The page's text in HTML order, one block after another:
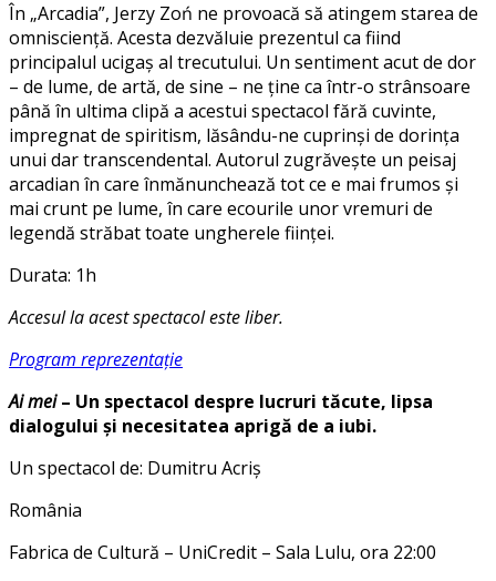
În „Arcadia”, Jerzy Zoń ne provoacă să atingem starea de
omnisciență. Acesta dezvăluie prezentul ca fiind
principalul ucigaș al trecutului. Un sentiment acut de dor
– de lume, de artă, de sine – ne ține ca într-o strânsoare
până în ultima clipă a acestui spectacol fără cuvinte,
impregnat de spiritism, lăsându-ne cuprinși de dorința
unui dar transcendental. Autorul zugrăvește un peisaj
arcadian în care înmănunchează tot ce e mai frumos și
mai crunt pe lume, în care ecourile unor vremuri de
legendă străbat toate ungherele ființei.
Durata: 1h
Accesul la acest spectacol este liber.
Program reprezentație
Ai mei– Un spectacol despre lucruri tăcute, lipsa
dialogului și necesitatea aprigă de a iubi.
Un spectacol de: Dumitru Acriș
România
Fabrica de Cultură – UniCredit – Sala Lulu, ora 22:00